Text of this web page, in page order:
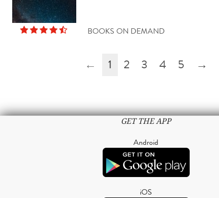
BOOKS ON DEMAND
← 1 2 3 4 5 →
GET THE APP
Android
iOS